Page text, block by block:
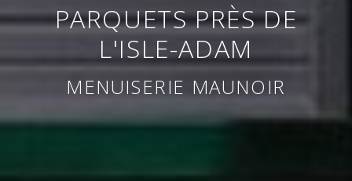
PARQUETS PRÈS DE
L'ISLE-ADAM
MENUISERIE MAUNOIR